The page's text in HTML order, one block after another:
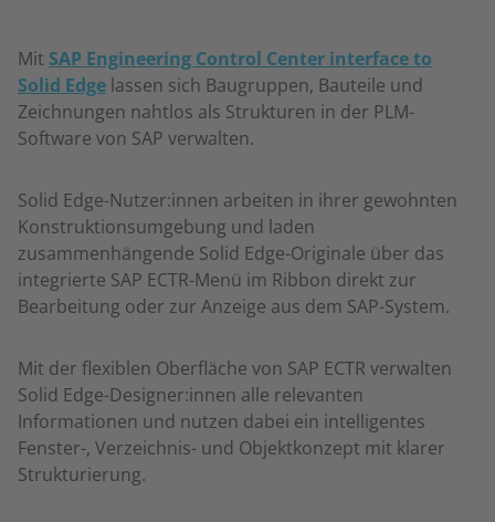
Mit SAP Engineering Control Center interface to
Solid Edge lassen sich Baugruppen, Bauteile und
Zeichnungen nahtlos als Strukturen in der PLM-
Software von SAP verwalten.
Solid Edge-Nutzer:innen arbeiten in ihrer gewohnten
Konstruktionsumgebung und laden
zusammenhängende Solid Edge-Originale über das
integrierte SAP ECTR-Menü im Ribbon direkt zur
Bearbeitung oder zur Anzeige aus dem SAP-System.
Mit der flexiblen Oberfläche von SAP ECTR verwalten
Solid Edge-Designer:innen alle relevanten
Informationen und nutzen dabei ein intelligentes
Fenster-, Verzeichnis- und Objektkonzept mit klarer
Strukturierung.